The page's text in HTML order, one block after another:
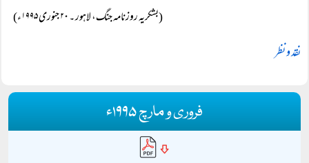
(بشکریہ روزنامہ جنگ، لاہور ۔ ۲۰ جنوری ۱۹۹۵ء)
نقد و نظر
فروری و مارچ ۱۹۹۵ء